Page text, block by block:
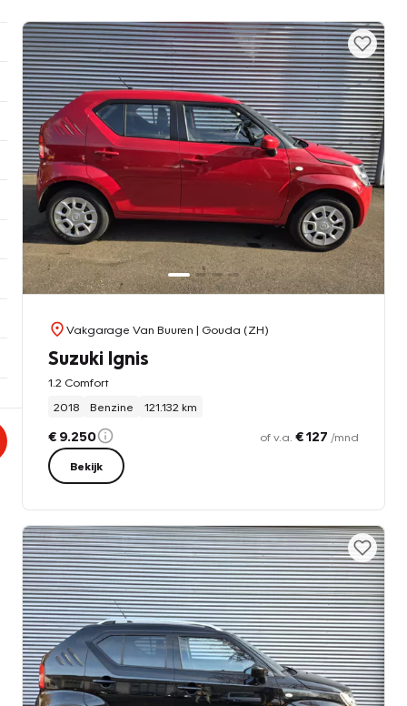
Vakgarage Van Buuren | Gouda (ZH)
Suzuki Ignis
1.2 Comfort
2018
Benzine 121.132 km
€ 9.250 of v.a. € 127 /mnd
Bekijk